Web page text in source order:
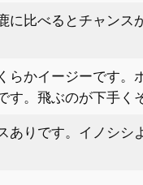
に比べるとチャン
かイージーです。
。飛ぶのが下手く
りです。イノシシ